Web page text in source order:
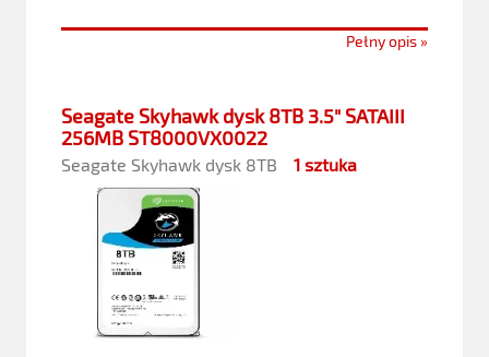
Pełny opis »
Seagate Skyhawk dysk 8TB 3.5" SATAIII
256MB ST8000VX0022
Seagate Skyhawk dysk 8TB 1 sztuka